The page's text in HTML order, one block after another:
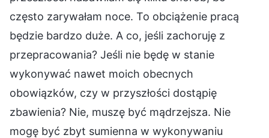
często zarywałam noce. To obciążenie pracą
będzie bardzo duże. A co, jeśli zachoruję z
przepracowania? Jeśli nie będę w stanie
wykonywać nawet moich obecnych
obowiązków, czy w przyszłości dostąpię
zbawienia? Nie, muszę być mądrzejsza. Nie
mogę być zbyt sumienna w wykonywaniu